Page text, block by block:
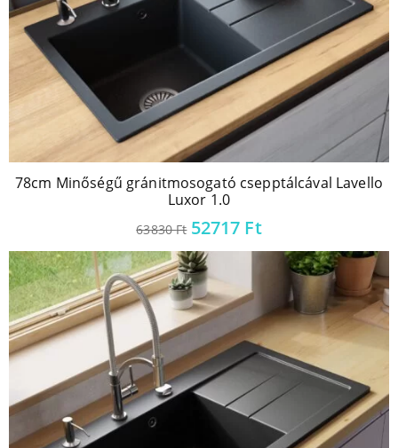
78cm Minőségű gránitmosogató csepptálcával Lavello
Luxor 1.0
63830Ft 52717 Ft